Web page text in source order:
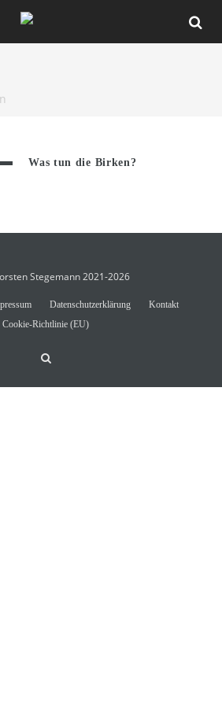
Was tun die Birken?
Stegemann 2021-2026
Datenschutzerklärung
Kontakt
Cookie-Richtlinie (EU)